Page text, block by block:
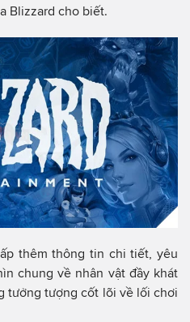
Blizzard cho biết.
thêm thông tin chi tiết, yêu
chung về nhân vật đầy khát
tưởng tượng cốt lõi về lối chơi